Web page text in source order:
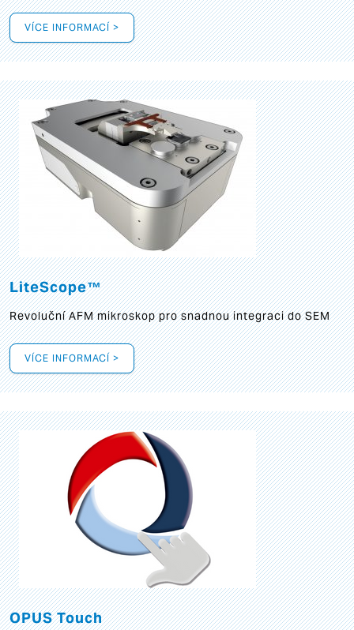
VÍCE INFORMACÍ >
LiteScope™
Revoluční AFM mikroskop pro snadnou integraci do SEM
VÍCE INFORMACÍ >
OPUS Touch